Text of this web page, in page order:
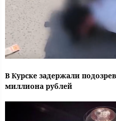
В Курске задержали
миллиона рублей